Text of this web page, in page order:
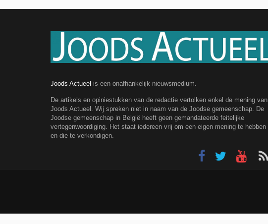
Joods Actueel is een onafhankelijk nieuwsmedium.
De artikels en opiniestukken van de redactie vertolken enkel de mening van
Joods Actueel. Wij spreken niet in naam van de Joodse gemeenschap. De
Joodse gemeenschap in België heeft geen gemandateerde feitelijke
vertegenwoordiging. Het staat iedereen vrij om een eigen mening te hebben
en die te verkondigen.